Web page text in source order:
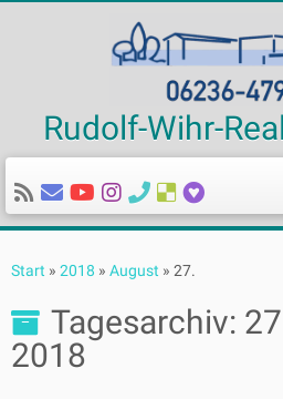
Inhalt
Rudolf-Wihr-
Start » 2018 » August » 27.
Tagesarchiv:
2018